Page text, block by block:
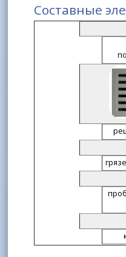
Составные